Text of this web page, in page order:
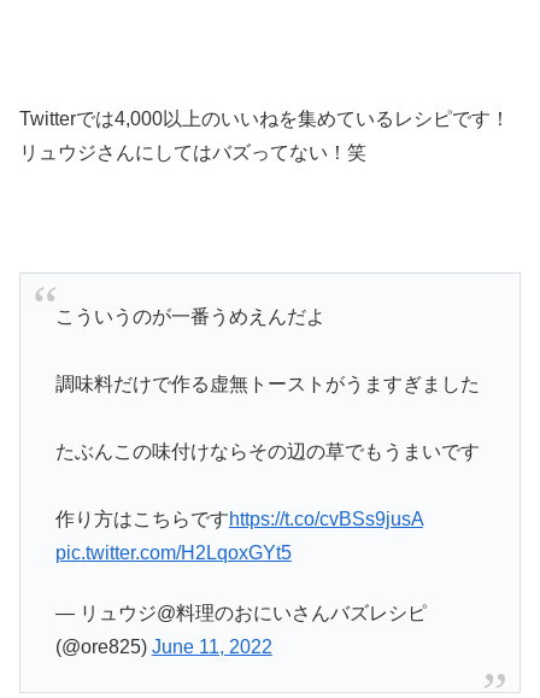
Twitterでは4,000以上のいいねを集めているレシピです！
リュウジさんにしてはバズってない！笑
こういうのが一番うめえんだよ
調味料だけで作る虚無トーストがうますぎました
たぶんこの味付けならその辺の草でもうまいです
作り方はこちらですhttps://t.co/cvBSs9jusA
pic.twitter.com/H2LqoxGYt5
— リュウジ@料理のおにいさんバズレシピ
(@ore825) June 11, 2022